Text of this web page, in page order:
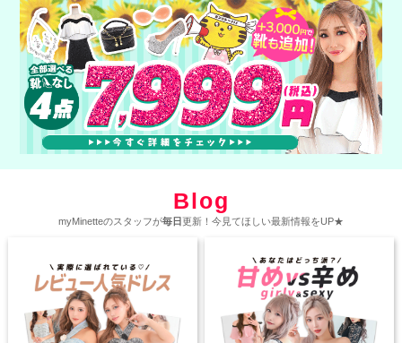
Blog
myMinetteのスタッフが毎日 更新！今見てほしい最新情報をUP★